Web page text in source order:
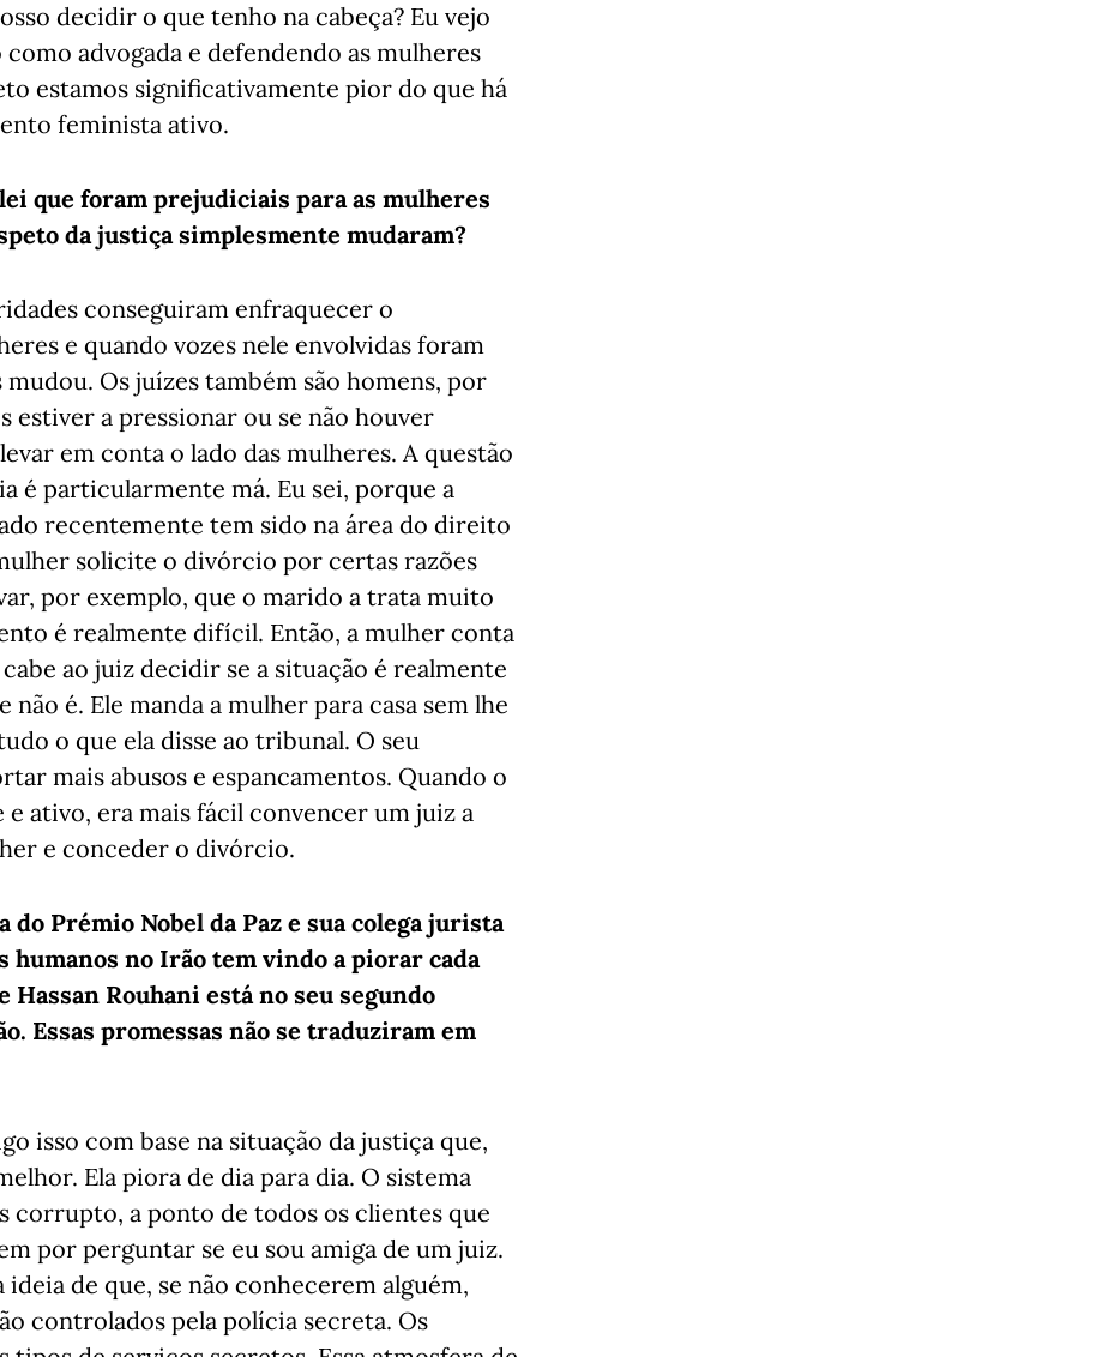
decidir o que tenho na cabeça? Eu vejo
advogada e defendendo as mulheres
estamos significativamente pior do que há
feminista ativo.
que foram prejudiciais para as mulheres
da justiça simplesmente mudaram?
conseguiram enfraquecer o
e quando vozes nele envolvidas foram
Os juízes também são homens, por
estiver a pressionar ou se não houver
em conta o lado das mulheres. A questão
é particularmente má. Eu sei, porque a
recentemente tem sido na área do direito
solicite o divórcio por certas razões
por exemplo, que o marido a trata muito
é realmente difícil. Então, a mulher conta
ao juiz decidir se a situação é realmente
é. Ele manda a mulher para casa sem lhe
o que ela disse ao tribunal. O seu
mais abusos e espancamentos. Quando o
ativo, era mais fácil convencer um juiz a
e conceder o divórcio.
Prémio Nobel da Paz e sua colega jurista
no Irão tem vindo a piorar cada
Rouhani está no seu segundo
Essas promessas não se traduziram em
isso com base na situação da justiça que,
Ela piora de dia para dia. O sistema
corrupto, a ponto de todos os clientes que
por perguntar se eu sou amiga de um juiz.
de que, se não conhecerem alguém,
controlados pela polícia secreta. Os